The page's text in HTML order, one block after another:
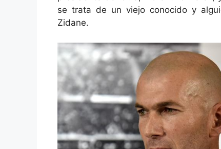
se trata de un viejo conocido y
Zidane.